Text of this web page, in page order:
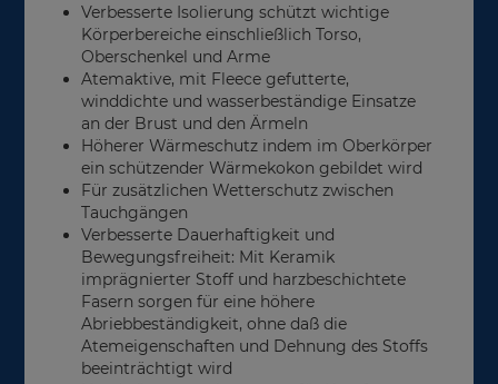
Verbesserte Isolierung schützt wichtige
Körperbereiche einschließlich Torso,
Oberschenkel und Arme
Atemaktive, mit Fleece gefutterte,
winddichte und wasserbeständige Einsatze
an der Brust und den Ärmeln
Höherer Wärmeschutz indem im Oberkörper
ein schützender Wärmekokon gebildet wird
Für zusätzlichen Wetterschutz zwischen
Tauchgängen
Verbesserte Dauerhaftigkeit und
Bewegungsfreiheit: Mit Keramik
imprägnierter Stoff und harzbeschichtete
Fasern sorgen für eine höhere
Abriebbeständigkeit, ohne daß die
Atemeigenschaften und Dehnung des Stoffs
beeinträchtigt wird